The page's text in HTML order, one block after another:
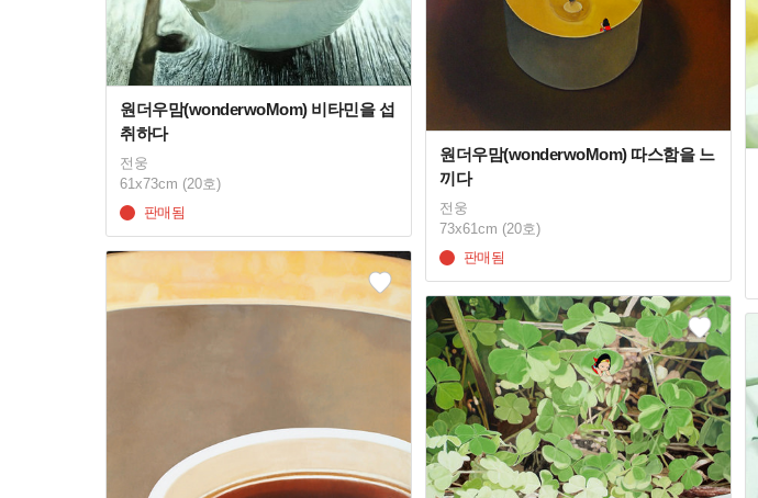
원더우맘(wonderwoMom) 따스함을 느
끼다
전웅
73x61cm (20호)
판매됨
원더우맘(wonderwoMom) 비타민을 섭
취하다
전웅
61x73cm (20호)
판매됨